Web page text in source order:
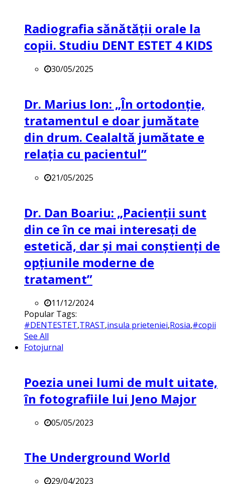
Radiografia sănătății orale la
copii. Studiu DENT ESTET 4 KIDS
30/05/2025
Dr. Marius Ion: „În ortodonție,
tratamentul e doar jumătate
din drum. Cealaltă jumătate e
relația cu pacientul”
21/05/2025
Dr. Dan Boariu: „Pacienții sunt
din ce în ce mai interesați de
estetică, dar și mai conștienți de
opțiunile moderne de
tratament”
11/12/2024
Popular Tags:
#DENTESTET,TRAST,insula prieteniei,Rosia,#copii
See All
Fotojurnal
Poezia unei lumi de mult uitate,
în fotografiile lui Jeno Major
05/05/2023
The Underground World
29/04/2023